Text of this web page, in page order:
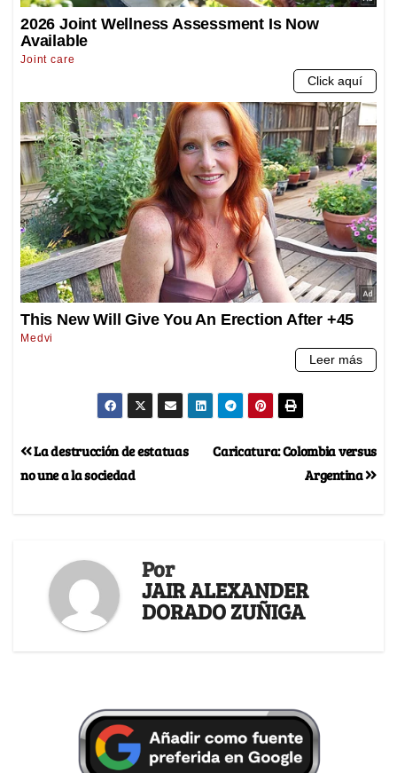
Caricatura: Colombia versus
Argentina
La destrucción de estatuas
no une a la sociedad
Por
JAIR ALEXANDER
DORADO ZUÑIGA